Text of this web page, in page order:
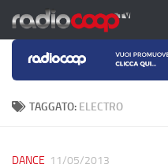
Salta al contenuto
TAGGATO: ELECTRO
DANCE 11/05/2013